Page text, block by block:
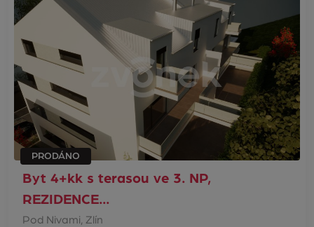
PRODÁNO
Byt 4+kk s terasou ve 3. NP,
REZIDENCE…
Pod Nivami, Zlín